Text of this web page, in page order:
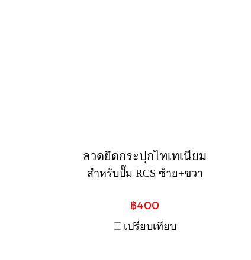
ลวดยึดกระปุกไทเทเนียม
สำหรับปั๊ม RCS ซ้าย+ขวา
฿400
เปรียบเทียบ